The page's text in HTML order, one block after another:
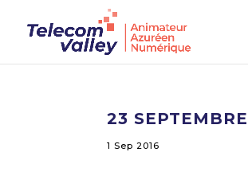
23
1 Sep 2016